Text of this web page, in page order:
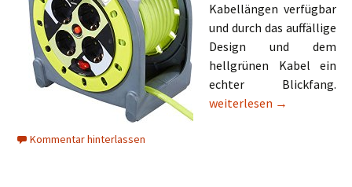
Kabellängen verfügbar
und durch das auffällige
Design und dem
hellgrünen Kabel ein
echter Blickfang.
MASTERPLUG ProXT
weiterlesen →
Kommentar hinterlassen